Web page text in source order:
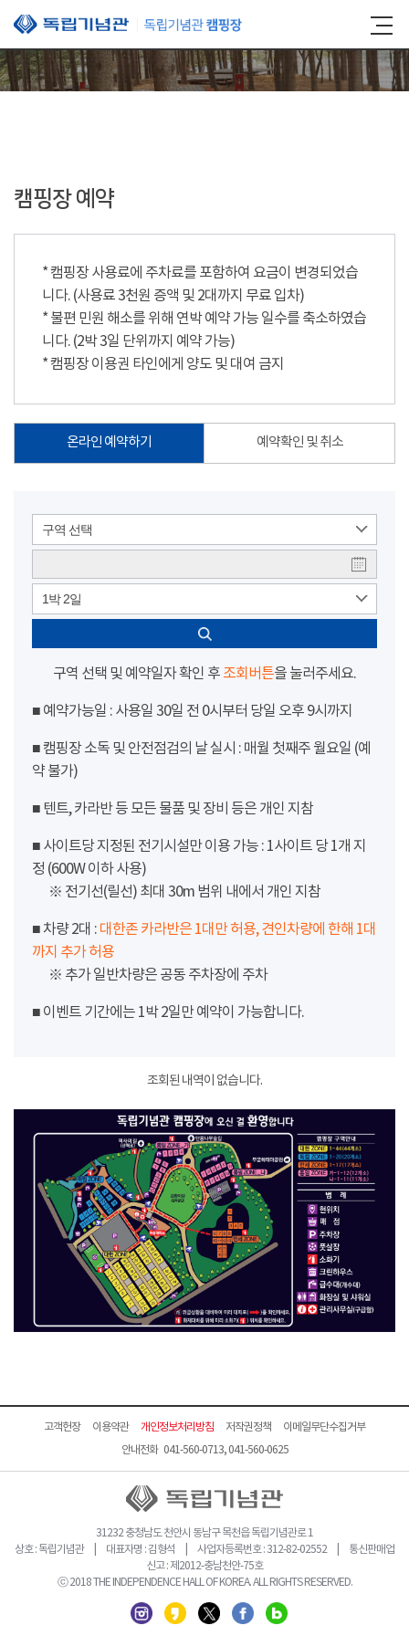
본문 바로가기
캠핑장 예약
* 캠핑장 사용료에 주차료를 포함하여 요금이 변경되었습
니다. (사용료 3천원 증액 및 2대까지 무료 입차)
* 불편 민원 해소를 위해 연박 예약 가능 일수를 축소하였습
니다. (2박 3일 단위까지 예약 가능)
* 캠핑장 이용권 타인에게 양도 및 대여 금지
온라인 예약하기 예약확인 및 취소
구역 선택
1박 2일
구역 선택 및 예약일자 확인 후 조회버튼을 눌러주세요.
■ 예약가능일 : 사용일 30일 전 0시부터 당일 오후 9시까지
■ 캠핑장 소독 및 안전점검의 날 실시 : 매월 첫째주 월요일 (예
약 불가)
■ 텐트, 카라반 등 모든 물품 및 장비 등은 개인 지참
■ 사이트당 지정된 전기시설만 이용 가능 : 1사이트 당 1개 지
정 (600W 이하 사용)
※ 전기선(릴선) 최대 30m 범위 내에서 개인 지참
■ 차량 2대 : 대한존 카라반은 1대만 허용, 견인차량에 한해 1대
까지 추가 허용
※ 추가 일반차량은 공동 주차장에 주차
■ 이벤트 기간에는 1박 2일만 예약이 가능합니다.
조회된 내역이 없습니다.
고객헌장 이용약관 개인정보처리방침 저작권정책
이메일무단수집거부
안내전화 041-560-0713, 041-560-0625
31232 충청남도 천안시 동남구 목천읍 독립기념관로 1
상호 : 독립기념관 | 대표자명 : 김형석 | 사업자등록번호 : 312-82-02552 | 통신판매업
신고 : 제2012-충남천안-75호
ⓒ 2018 THE INDEPENDENCE HALL OF KOREA. ALL RIGHTS RESERVED.